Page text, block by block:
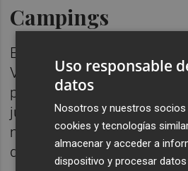
Campings
En cuanto a los campings,
Valenciana ha registrado
pernoctaciones, un 0,75%
junio del año pasado, con
media de 5,89 días y un
de 55,21% de las parcelas.
Uso responsable
datos
Nosotros y nuestros
cookies y tecnologías
almacenar y acceder a
dispositivo y procesar